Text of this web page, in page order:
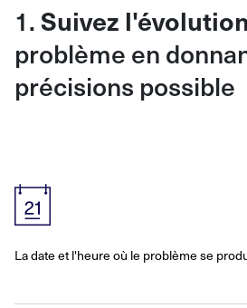
1.Suivez l'évolution
problème en
précisions possible
La date et l'heure où le problème se